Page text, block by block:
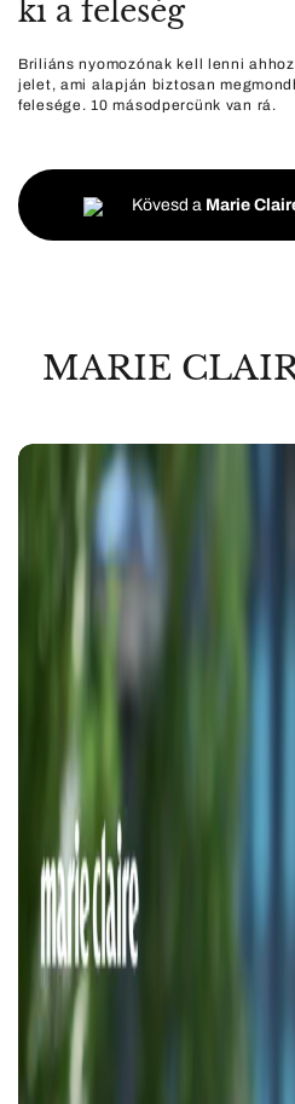
ki a feleség
Briliáns nyomozónak kell lenni
jelet, ami alapján biztosan
felesége. 10 másodpercünk van rá.
Kövesd a Marie
MARIE